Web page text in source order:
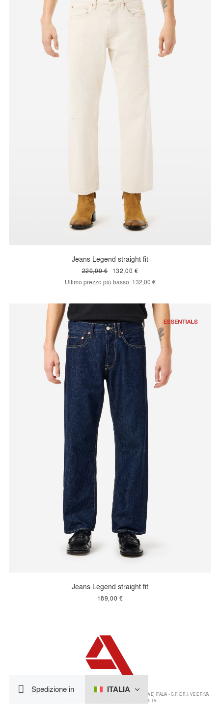
Spedizione in ITALIA
Jeans Legend straight fit
132,00 €
220,00 €
Ultimo prezzo più basso: 132,00 €
Jeans Legend straight fit
189,00 €
©2024 NUMERO 8 SRL - VIA COPERNICO 14 NOVENTA DI PIAVE I-30020 (VE) ITALIA - C.F. E R.I. VE E P.IVA
IT03591110279 - CAPITALE SOCIALE € 50.000,00 I.V.